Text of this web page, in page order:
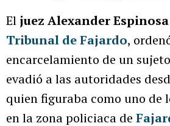
El juez Alexander
Tribunal de Fajardo,
encarcelamiento de un
evadió a las autoridades
quien figuraba como uno de
en la zona policiaca de